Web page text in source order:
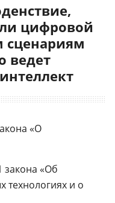
цифровой
ведет
«О
закона «Об
и о